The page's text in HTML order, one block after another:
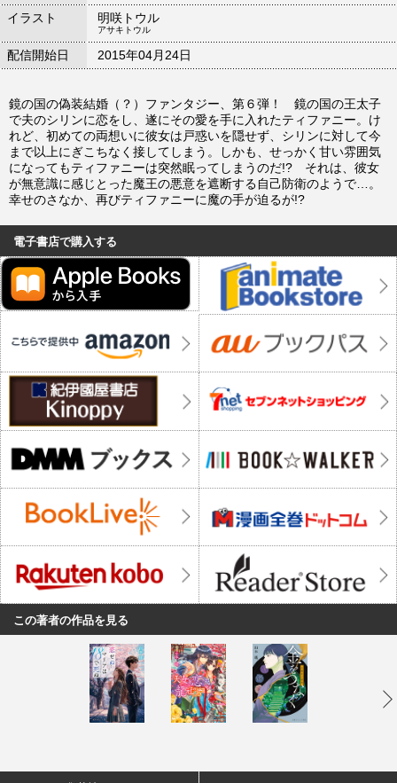
イラスト 明咲トウル
アサキトウル
配信開始日 2015年04月24日
鏡の国の偽装結婚（？）ファンタジー、第６弾！ 鏡の国の王太子
で夫のシリンに恋をし、遂にその愛を手に入れたティファニー。け
れど、初めての両想いに彼女は戸惑いを隠せず、シリンに対して今
まで以上にぎこちなく接してしまう。しかも、せっかく甘い雰囲気
になってもティファニーは突然眠ってしまうのだ!? それは、彼女
が無意識に感じとった魔王の悪意を遮断する自己防衛のようで…。
幸せのさなか、再びティファニーに魔の手が迫るが!?
電子書店で購入する
この著者の作品を見る